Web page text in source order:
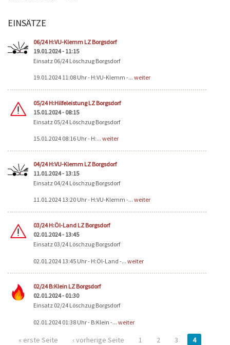
EINSÄTZE
06/24 H:VU-Klemm LZ Borgsdorf
19.01.2024 - 11:15
Einsatz 06/24 Löschzug Borgsdorf
19.01.2024 11:08 Uhr - H:VU-Klemm -... weiter
05/24 H:Hilfeleistung LZ Borgsdorf
15.01.2024 - 08:15
Einsatz 05/24 Löschzug Borgsdorf
15.01.2024 08:16 Uhr - H:... weiter
04/24 H:VU-Klemm LZ Borgsdorf
11.01.2024 - 13:15
Einsatz 04/24 Löschzug Borgsdorf
11.01.2024 13:20 Uhr - H:VU-Klemm -... weiter
03/24 H:Öl-Land LZ Borgsdorf
02.01.2024 - 13:45
Einsatz 03/24 Löschzug Borgsdorf
02.01.2024 13:45 Uhr - H:Öl-Land -... weiter
02/24 B:Klein LZ Borgsdorf
02.01.2024 - 01:30
Einsatz 02/24 Löschzug Borgsdorf
02.01.2024 01:38 Uhr - B:Klein -... weiter
Seiten
« erste Seite ‹ vorherige Seite 1 2 3
4